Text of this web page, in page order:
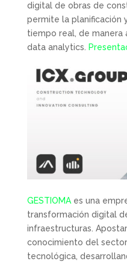
digital de obras de
permite la planificación
tiempo real, de manera
data analytics.
GESTIOMAes una
transformación digital
infraestructuras.
conocimiento del
tecnológica,